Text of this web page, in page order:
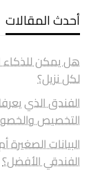
أحدث المقالات
هل يمكن للذكاء
لكل نزيل؟
الفندق الذي
التخصيص
البيانات الصغيرة
الفندقي الأفضل؟